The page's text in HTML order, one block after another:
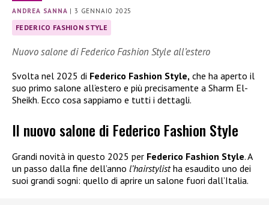
ANDREA SANNA |3 GENNAIO 2025
FEDERICO FASHION STYLE
Nuovo salone di Federico Fashion Style all’estero
Svolta nel 2025 di Federico Fashion Style, che ha aperto il
suo primo salone all’estero e più precisamente a Sharm El-
Sheikh. Ecco cosa sappiamo e tutti i dettagli.
Il nuovo salone di Federico Fashion Style
Grandi novità in questo 2025 per Federico Fashion Style. A
un passo dalla fine dell’anno l’hairstylistha esaudito uno dei
suoi grandi sogni: quello di aprire un salone fuori dall’Italia.